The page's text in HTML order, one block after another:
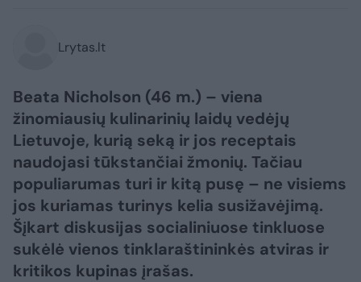
Lrytas.lt
Beata Nicholson (46 m.) – viena
žinomiausių kulinarinių laidų vedėjų
Lietuvoje, kurią seką ir jos receptais
naudojasi tūkstančiai žmonių. Tačiau
populiarumas turi ir kitą pusę – ne visiems
jos kuriamas turinys kelia susižavėjimą.
Šįkart diskusijas socialiniuose tinkluose
sukėlė vienos tinklaraštininkės atviras ir
kritikos kupinas įrašas.